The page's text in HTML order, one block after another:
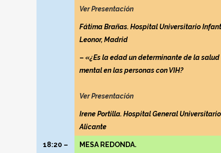
Ver Presentación
Fátima Brañas. Hospital Universitario
Leonor, Madrid
– «¿Es la edad un determinante de la salud
mental en las personas con VIH?
Ver Presentación
Irene Portilla. Hospital General
Alicante
18:20 –
MESA REDONDA.